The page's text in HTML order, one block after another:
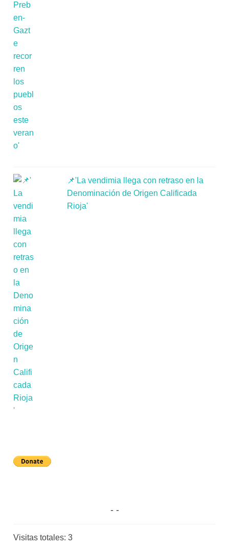
📌'La vendimia llega con retraso en la
Denominación de Origen Calificada
Rioja'
Visitas totales:3